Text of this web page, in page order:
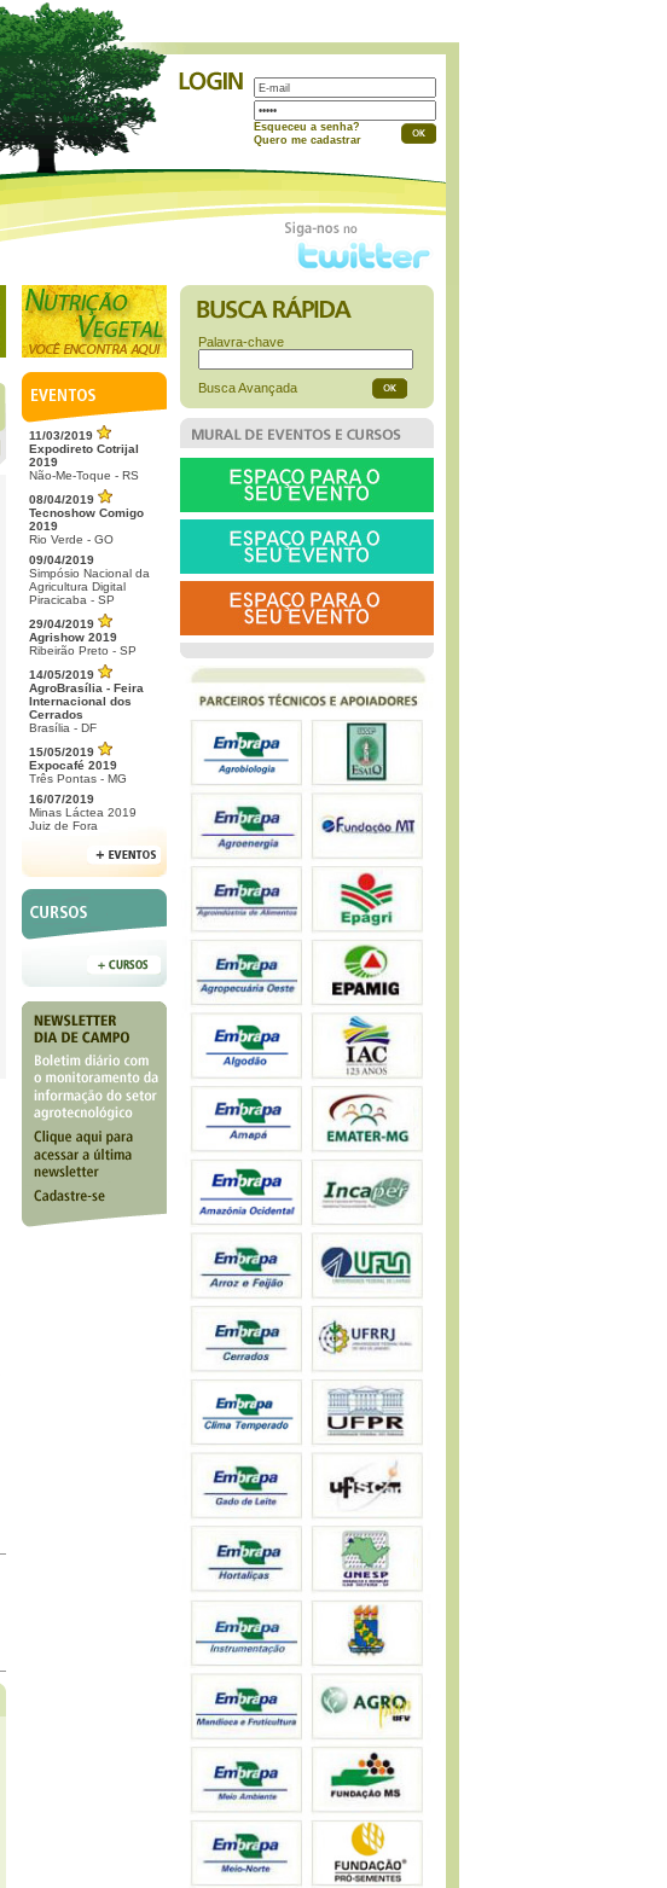
Esqueceu a senha?
Quero me cadastrar
11/03/2019
Expodireto Cotrijal
2019
Não-Me-Toque - RS
08/04/2019
Tecnoshow Comigo
2019
Rio Verde - GO
09/04/2019
Simpósio Nacional da
Agricultura Digital
Piracicaba - SP
29/04/2019
Agrishow 2019
Ribeirão Preto - SP
14/05/2019
AgroBrasília - Feira
Internacional dos
Cerrados
Brasília - DF
15/05/2019
Expocafé 2019
Três Pontas - MG
16/07/2019
Minas Láctea 2019
Juiz de Fora
Palavra-chave
Busca Avançada